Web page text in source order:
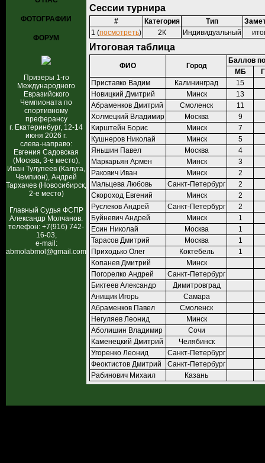
ФОТОГРАФИИ
ФОРУМ
Призеры 1-го
Международного
Евразийского
Чемпионата по
спортивному
преферансу
г. Екатеринбург, 12-14
июня 2026 г.
слева-направо:
Евгения Садовская
(Москва, 3-е место),
Иван Тулупеев (Калуга,
Чемпион), Андрей
Тархачев (Новосибирск,
2-е место)
Главный Судья ФСПР
Александр Молчанов.
телефон: +7(916) 742-
16-03,
e-mail:
abmolabmol@gmail.com
Сессии турнира
# Категория Тип
1 (посмотреть) 2К Индивидуальный
Итоговая таблица
ФИО Город
Баллов
МБ
Приставко Вадим
Калининград
15
Новицкий Дмитрий
Минск
13
Абраменков Дмитрий
Смоленск
11
Холмецкий Владимир
Москва
9
Кирштейн Борис
Минск
7
Кушнеров Николай
Минск
5
Яньшин Павел
Москва
4
Маркарьян Армен
Минск
3
Ракович Иван
Минск
2
Мальцева Любовь
Санкт-Петербург
2
Скороход Евгений
Минск
2
Руслеков Андрей
Санкт-Петербург
2
Буйневич Андрей
Минск
1
Есин Николай
Москва
1
Тарасов Дмитрий
Москва
1
Приходько Олег
Коктебель
1
Копанев Дмитрий
Минск
Погорелко Андрей
Санкт-Петербург
Биктеев Александр
Димитровград
Анищик Игорь
Самара
Абраменков Павел
Смоленск
Негуляев Леонид
Минск
Аболишин Владимир
Сочи
Каменецкий Дмитрий
Челябинск
Угоренко Леонид
Санкт-Петербург
Феоктистов Дмитрий
Санкт-Петербург
Рабинович Михаил
Казань